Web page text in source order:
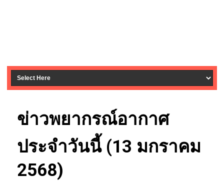
ข่าวพยากรณ์อากาศ
ประจำวันนี้ (13 มกราคม
2568)